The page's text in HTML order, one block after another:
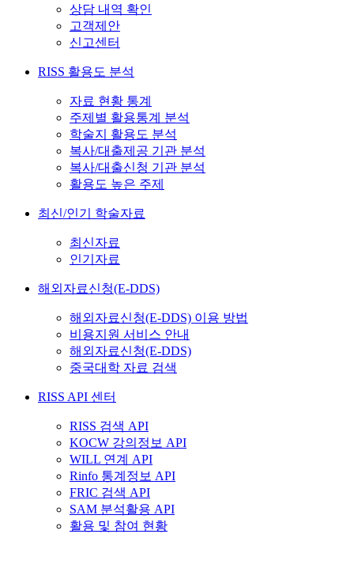
상담 내역 확인
고객제안
신고센터
RISS 활용도 분석
자료 현황 통계
주제별 활용통계 분석
학술지 활용도 분석
복사/대출제공 기관 분석
복사/대출신청 기관 분석
활용도 높은 주제
최신/인기 학술자료
최신자료
인기자료
해외자료신청(E-DDS)
해외자료신청(E-DDS) 이용 방법
비용지원 서비스 안내
해외자료신청(E-DDS)
중국대학 자료 검색
RISS API 센터
RISS 검색 API
KOCW 강의정보 API
WILL 연계 API
Rinfo 통계정보 API
FRIC 검색 API
SAM 분석활용 API
활용 및 참여 현황